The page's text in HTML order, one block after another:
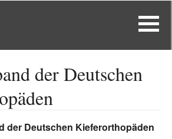
der Deutschen
der Deutschen Kieferorthopäden